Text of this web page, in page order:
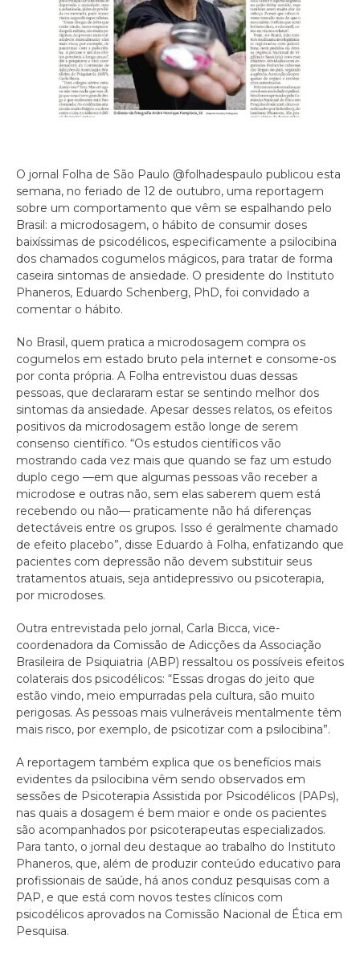
O jornal Folha de São Paulo @folhadespaulo publicou esta
semana, no feriado de 12 de outubro, uma reportagem
sobre um comportamento que vêm se espalhando pelo
Brasil: a microdosagem, o hábito de consumir doses
baixíssimas de psicodélicos, especificamente a psilocibina
dos chamados cogumelos mágicos, para tratar de forma
caseira sintomas de ansiedade. O presidente do Instituto
Phaneros, Eduardo Schenberg, PhD, foi convidado a
comentar o hábito.
No Brasil, quem pratica a microdosagem compra os
cogumelos em estado bruto pela internet e consome-os
por conta própria. A Folha entrevistou duas dessas
pessoas, que declararam estar se sentindo melhor dos
sintomas da ansiedade. Apesar desses relatos, os efeitos
positivos da microdosagem estão longe de serem
consenso científico. “Os estudos científicos vão
mostrando cada vez mais que quando se faz um estudo
duplo cego —em que algumas pessoas vão receber a
microdose e outras não, sem elas saberem quem está
recebendo ou não— praticamente não há diferenças
detectáveis entre os grupos. Isso é geralmente chamado
de efeito placebo”, disse Eduardo à Folha, enfatizando que
pacientes com depressão não devem substituir seus
tratamentos atuais, seja antidepressivo ou psicoterapia,
por microdoses.
Outra entrevistada pelo jornal, Carla Bicca, vice-
coordenadora da Comissão de Adicções da Associação
Brasileira de Psiquiatria (ABP) ressaltou os possíveis efeitos
colaterais dos psicodélicos: “Essas drogas do jeito que
estão vindo, meio empurradas pela cultura, são muito
perigosas. As pessoas mais vulneráveis mentalmente têm
mais risco, por exemplo, de psicotizar com a psilocibina”.
A reportagem também explica que os benefícios mais
evidentes da psilocibina vêm sendo observados em
sessões de Psicoterapia Assistida por Psicodélicos (PAPs),
nas quais a dosagem é bem maior e onde os pacientes
são acompanhados por psicoterapeutas especializados.
Para tanto, o jornal deu destaque ao trabalho do Instituto
Phaneros, que, além de produzir conteúdo educativo para
profissionais de saúde, há anos conduz pesquisas com a
PAP, e que está com novos testes clínicos com
psicodélicos aprovados na Comissão Nacional de Ética em
Pesquisa.